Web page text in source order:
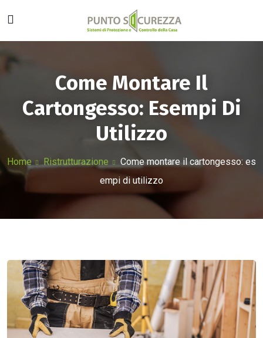
Come Montare Il
Cartongesso: Esempi Di
Utilizzo
Home Ristrutturazione
Come montare il cartongesso: es
empi di utilizzo